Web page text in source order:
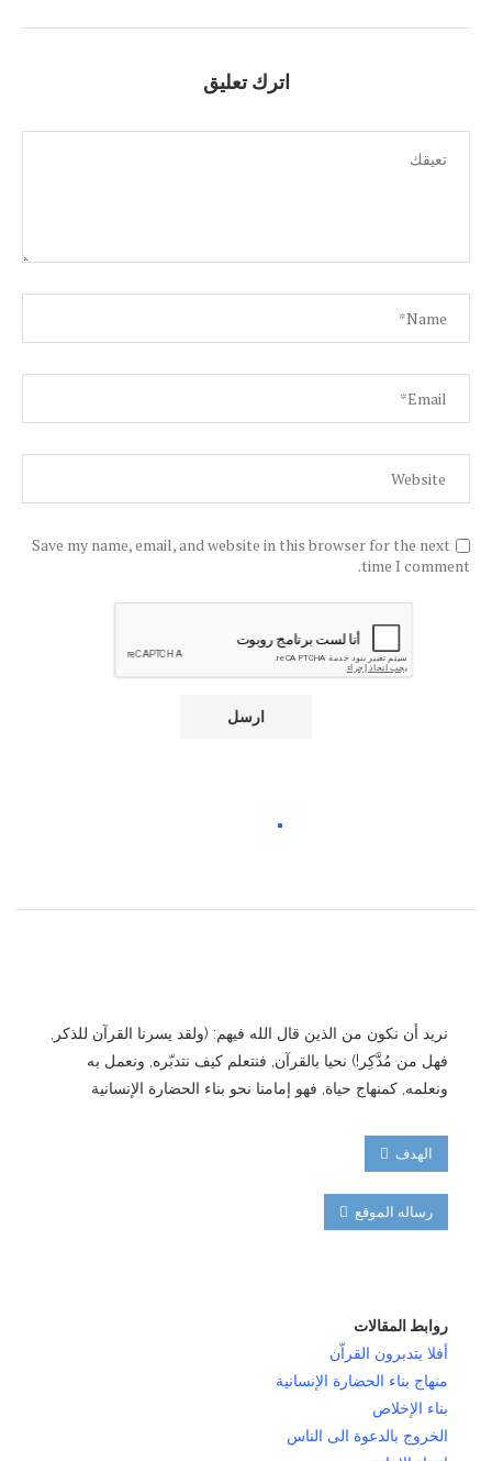
اترك تعليق
Save my name, email, and website in this browser for the next
time I comment.
نريد أن نكون من الذين قال الله فيهم: (ولقد يسرنا القرآن للذكر,
فهل من مُدَّكِر!) نحيا بالقرآن, فنتعلم كيف نتدبّره, ونعمل به
ونعلمه, كمنهاج حياة, فهو إمامنا نحو بناء الحضارة الإنسانية
الهدف
رساله الموقع
روابط المقالات
أفلا يتدبرون القراّن
منهاج بناء الحضارة الإنسانية
بناء الإخلاص
الخروج بالدعوة الى الناس